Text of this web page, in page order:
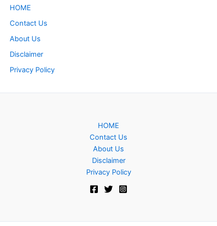
HOME
Contact Us
About Us
Disclaimer
Privacy Policy
HOME
Contact Us
About Us
Disclaimer
Privacy Policy